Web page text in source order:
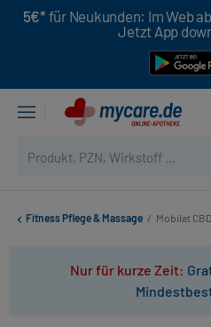
5€* für Neukunden: Im Web
Jetzt App
Fitness Pflege & Massage / Mobilat
Nur für kurze Zeit: